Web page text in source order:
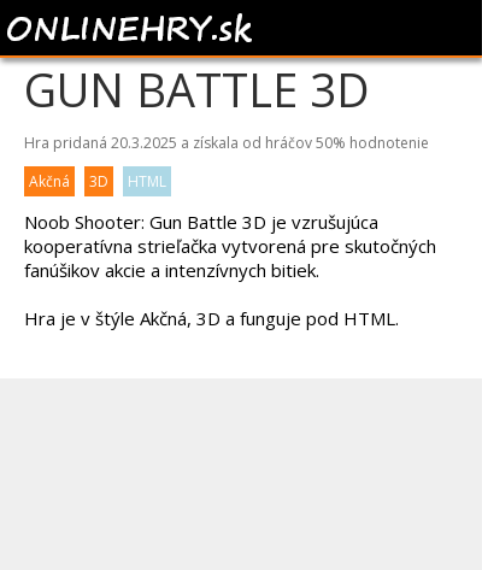
NOOB SHOOTER:
GUN BATTLE 3D
Hra pridaná 20.3.2025 a získala od hráčov50% hodnotenie
Akčná
3D HTML
Noob Shooter: Gun Battle 3D je vzrušujúca
kooperatívna strieľačka vytvorená pre skutočných
fanúšikov akcie a intenzívnych bitiek.
Hra je v štýle Akčná, 3D a funguje pod HTML.